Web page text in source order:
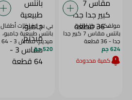
مولفكس حفاظات
بانتس مقاس 7 كبير جدا
جدا - 36 قطعة
624 جم
كمية محدودة
بي بم حفاظات أطفال
بانتس طبيعية جامبو،
ميديم، مقاس 3 - 64
قطعة
520 جم